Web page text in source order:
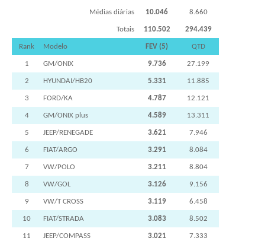
Médias diárias 10.046 8.660
Totais 110.502 294.439
Rank Modelo FEV (5) QTD
1 GM/ONIX 9.736 27.199
2 HYUNDAI/HB20 5.331 11.885
3 FORD/KA 4.787 12.121
4 GM/ONIX plus 4.589 13.311
5 JEEP/RENEGADE 3.621 7.946
6 FIAT/ARGO 3.291 8.084
7 VW/POLO 3.211 8.804
8 VW/GOL 3.126 9.156
9 VW/T CROSS 3.119 6.458
10 FIAT/STRADA 3.083 8.502
11 JEEP/COMPASS 3.021 7.333